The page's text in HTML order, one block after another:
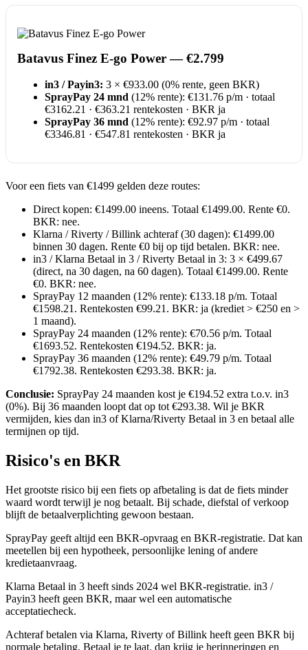
Batavus Finez E-go Power — €2.799
in3 / Payin3: 3 × €933.00 (0% rente, geen BKR)
SprayPay 24 mnd (12% rente): €131.76 p/m · totaal
€3162.21 · €363.21 rentekosten · BKR ja
SprayPay 36 mnd (12% rente): €92.97 p/m · totaal
€3346.81 · €547.81 rentekosten · BKR ja
Voor een fiets van €1499 gelden deze routes:
Direct kopen: €1499.00 ineens. Totaal €1499.00. Rente €0.
BKR: nee.
Klarna / Riverty / Billink achteraf (30 dagen): €1499.00
binnen 30 dagen. Rente €0 bij op tijd betalen. BKR: nee.
in3 / Klarna Betaal in 3 / Riverty Betaal in 3: 3 × €499.67
(direct, na 30 dagen, na 60 dagen). Totaal €1499.00. Rente
€0. BKR: nee.
SprayPay 12 maanden (12% rente): €133.18 p/m. Totaal
€1598.21. Rentekosten €99.21. BKR: ja (krediet > €250 en >
1 maand).
SprayPay 24 maanden (12% rente): €70.56 p/m. Totaal
€1693.52. Rentekosten €194.52. BKR: ja.
SprayPay 36 maanden (12% rente): €49.79 p/m. Totaal
€1792.38. Rentekosten €293.38. BKR: ja.
Conclusie: SprayPay 24 maanden kost je €194.52 extra t.o.v. in3
(0%). Bij 36 maanden loopt dat op tot €293.38. Wil je BKR
vermijden, kies dan in3 of Klarna/Riverty Betaal in 3 en betaal alle
termijnen op tijd.
Risico's en BKR
Het grootste risico bij een fiets op afbetaling is dat de fiets minder
waard wordt terwijl je nog betaalt. Bij schade, diefstal of verkoop
blijft de betaalverplichting gewoon bestaan.
SprayPay geeft altijd een BKR-opvraag en BKR-registratie. Dat kan
meetellen bij een hypotheek, persoonlijke lening of andere
kredietaanvraag.
Klarna Betaal in 3 heeft sinds 2024 wel BKR-registratie. in3 /
Payin3 heeft geen BKR, maar wel een automatische
acceptatiecheck.
Achteraf betalen via Klarna, Riverty of Billink heeft geen BKR bij
normale betaling. Betaal je te laat, dan krijg je herinneringen en